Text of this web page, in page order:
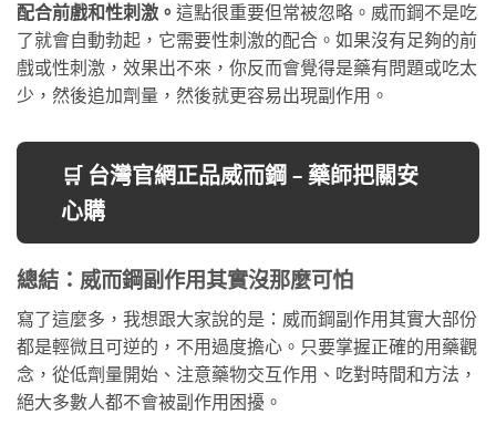
配合前戲和性刺激。 這點很重要但常被忽略。威而鋼不是吃
了就會自動勃起，它需要性刺激的配合。如果沒有足夠的前
戲或性刺激，效果出不來，你反而會覺得是藥有問題或吃太
少，然後追加劑量，然後就更容易出現副作用。
🛒 台灣官網正品威而鋼 – 藥師把關安
心購
總結：威而鋼副作用其實沒那麼可怕
寫了這麼多，我想跟大家說的是：威而鋼副作用其實大部份
都是輕微且可逆的，不用過度擔心。只要掌握正確的用藥觀
念，從低劑量開始、注意藥物交互作用、吃對時間和方法，
絕大多數人都不會被副作用困擾。